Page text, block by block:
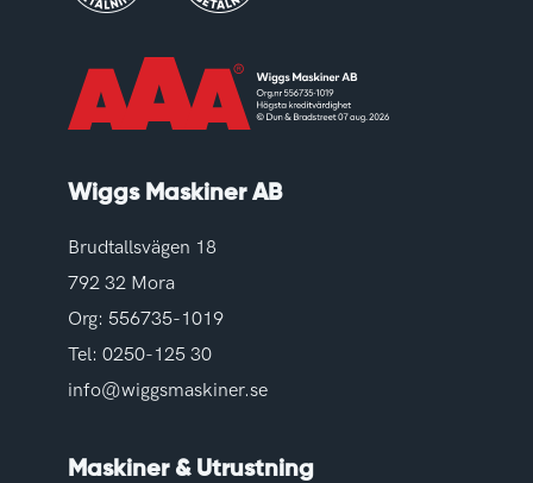
Wiggs Maskiner AB
Brudtallsvägen 18
792 32 Mora
Org: 556735-1019
Tel: 0250-125 30
info@wiggsmaskiner.se
Maskiner & Utrustning